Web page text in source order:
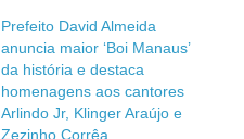
Prefeito David Almeida
anuncia maior ‘Boi Manaus’
da história e destaca
homenagens aos cantores
Arlindo Jr, Klinger Araújo e
Zezinho Corrêa